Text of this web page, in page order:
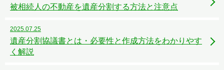
被相続人の不動産を遺産分割する方法と注意点
2025.07.25
遺産分割協議書とは・必要性と作成方法をわかりやす
く解説